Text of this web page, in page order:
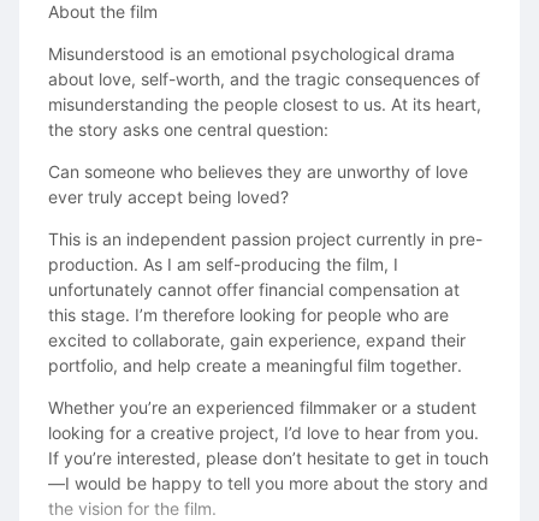
About the film
Misunderstood is an emotional psychological drama
about love, self-worth, and the tragic consequences of
misunderstanding the people closest to us. At its heart,
the story asks one central question:
Can someone who believes they are unworthy of love
ever truly accept being loved?
This is an independent passion project currently in pre-
production. As I am self-producing the film, I
unfortunately cannot offer financial compensation at
this stage. I’m therefore looking for people who are
excited to collaborate, gain experience, expand their
portfolio, and help create a meaningful film together.
Whether you’re an experienced filmmaker or a student
looking for a creative project, I’d love to hear from you.
If you’re interested, please don’t hesitate to get in touch
—I would be happy to tell you more about the story and
the vision for the film.